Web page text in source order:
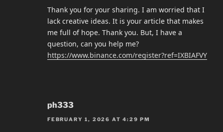
Thank you for your sharing. I am worried that I
lack creative ideas. It is your article that makes
me full of hope. Thank you. But, I have a
question, can you help me?
https://www.binance.com/register?ref=IXBIAFVY
ph333
FEBRUARY 1, 2026 AT 4:29 PM